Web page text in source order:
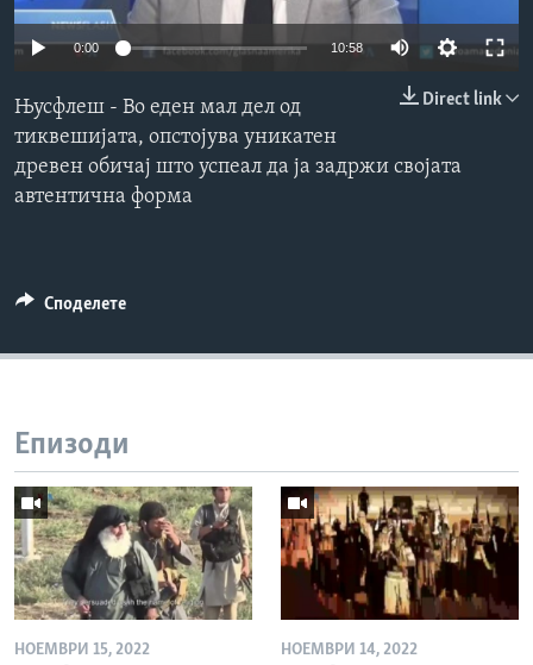
ИНТЕРВЈУА
Јазици
0:00 10:58
Direct link
Њусфлеш - Во еден мал дел од
тиквешијата, опстојува уникатен
древен обичај што успеал да ја задржи својата
автентична форма
Споделете
Епизоди
НОЕМВРИ 15, 2022 НОЕМВРИ 14, 2022